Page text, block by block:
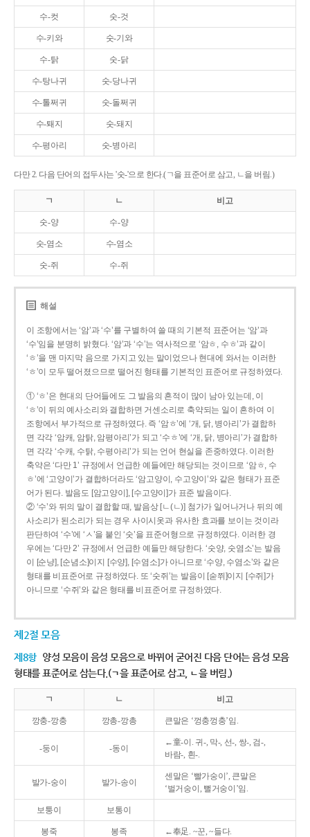
수-컷 숫-것
수-키와 숫-기와
수-탉 숫-닭
수-탕나귀 숫-당나귀
수-톨쩌귀 숫-돌쩌귀
수-퇘지 숫-돼지
수-평아리 숫-병아리
다만 2. 다음 단어의 접두사는 '숫-'으로 한다.(ㄱ을 표준어로 삼고, ㄴ을 버림.)
ㄱ ㄴ 비고
숫-양 수-양
숫-염소 수-염소
숫-쥐 수-쥐
해설
이 조항에서는 ‘암’과 ‘수’를 구별하여 쓸 때의 기본적 표준어는 ‘암’과
‘수’임을 분명히 밝혔다. ‘암’과 ‘수’는 역사적으로 ‘암ㅎ, 수ㅎ’과 같이
‘ㅎ’을 맨 마지막 음으로 가지고 있는 말이었으나 현대에 와서는 이러한
‘ㅎ’이 모두 떨어졌으므로 떨어진 형태를 기본적인 표준어로 규정하였다.
① ‘ㅎ’은 현대의 단어들에도 그 발음의 흔적이 많이 남아 있는데, 이
‘ㅎ’이 뒤의 예사소리와 결합하면 거센소리로 축약되는 일이 흔하여 이
조항에서 부가적으로 규정하였다. 즉 ‘암ㅎ’에 ‘개, 닭, 병아리’가 결합하
면 각각 ‘암캐, 암탉, 암평아리’가 되고 ‘수ㅎ’에 ‘개, 닭, 병아리’가 결합하
면 각각 ‘수캐, 수탉, 수평아리’가 되는 언어 현실을 존중하였다. 이러한
축약은 ‘다만 1’ 규정에서 언급한 예들에만 해당되는 것이므로 ‘암ㅎ, 수
ㅎ’에 ‘고양이’가 결합하더라도 ‘암고양이, 수고양이’와 같은 형태가 표준
어가 된다. 발음도 [암고양이], [수고양이]가 표준 발음이다.
② ‘수’와 뒤의 말이 결합할 때, 발음상 [ㄴ(ㄴ)] 첨가가 일어나거나 뒤의 예
사소리가 된소리가 되는 경우 사이시옷과 유사한 효과를 보이는 것이라
판단하여 ‘수’에 ‘ㅅ’을 붙인 ‘숫’을 표준어형으로 규정하였다. 이러한 경
우에는 ‘다만 2’ 규정에서 언급한 예들만 해당한다. ‘숫양, 숫염소’는 발음
이 [순냥], [순념소]이지 [수양], [수염소]가 아니므로 ‘수양, 수염소’와 같은
형태를 비표준어로 규정하였다. 또 ‘숫쥐’는 발음이 [숟쮜]이지 [수쥐]가
아니므로 ‘수쥐’와 같은 형태를 비표준어로 규정하였다.
제2절 모음
제8항 양성 모음이 음성 모음으로 바뀌어 굳어진 다음 단어는 음성 모음
형태를 표준어로 삼는다.(ㄱ을 표준어로 삼고, ㄴ을 버림.)
ㄱ ㄴ 비고
깡충-깡충 깡총-깡총 큰말은 ‘껑충껑충’임.
-둥이 -동이
←童-이. 귀-, 막-, 선-, 쌍-, 검-,
바람-, 흰-.
발가-숭이 발가-송이
센말은 ‘빨가숭이’, 큰말은
‘벌거숭이, 뻘거숭이’임.
보퉁이 보통이
봉죽 봉족 ←奉足. ~꾼, ~들다.